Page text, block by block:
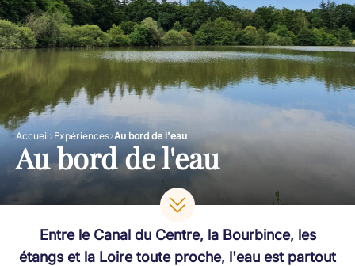
Accueil Expériences Au bord de l'eau
Au bord de l'eau
Entre le Canal du Centre, la Bourbince, les
étangs et la Loire toute proche, l'eau est partout